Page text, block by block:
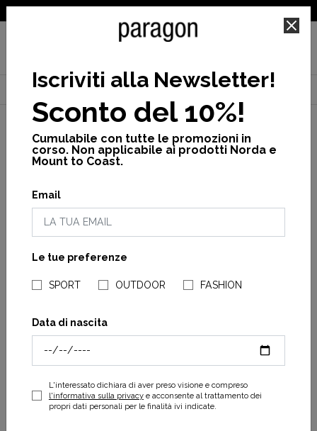
NEGOZI PARAGONSHOP
Home Ciele Cross Pantaloni Men's fst tight short 8''
Iscriviti alla Newsletter!
Sconto del 10%!
Cumulabile con tutte le promozioni in
corso. Non applicabile ai prodotti Norda e
Mount to Coast.
Email
Le tue preferenze
SPORT OUTDOOR FASHION
Data di nascita
L'interessato dichiara di aver preso visione e compreso
l'informativa sulla privacye acconsente al trattamento dei
propri dati personali per le finalità ivi indicate.